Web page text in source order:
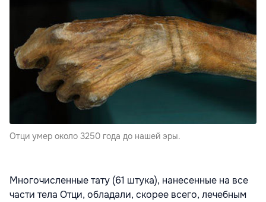
Отци умер около 3250 года до нашей эры.
Многочисленные тату (61 штука), нанесенные на все
части тела Отци, обладали, скорее всего, лечебным